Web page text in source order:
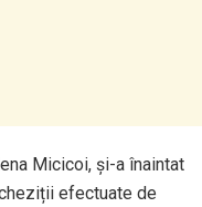
Micicoi, și-a înaintat
efectuate de